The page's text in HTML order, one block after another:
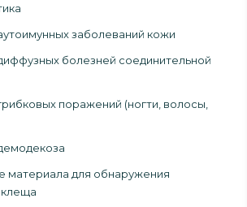
заболеваний кожи
болезней соединительной
поражений (ногти, волосы,
материала для обнаружения